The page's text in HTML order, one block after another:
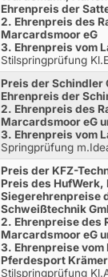
Ehrenpreis der
2. Ehrenpreis des
Marcardsmoor eG
3. Ehrenpreis vom
Stilspringprüfung
Preis der Schindler
Ehrenpreis der
2. Ehrenpreis des
Marcardsmoor eG
3. Ehrenpreis vom
Springprüfung
Preis der KFZ-
Preis des HufWerk,
Siegerehrenpreise
Schweißtechnik
2. Ehrenpreise des
Marcardsmoor eG
3. Ehrenpreise vom
Pferdesport Krämer
Stilspringprüfung